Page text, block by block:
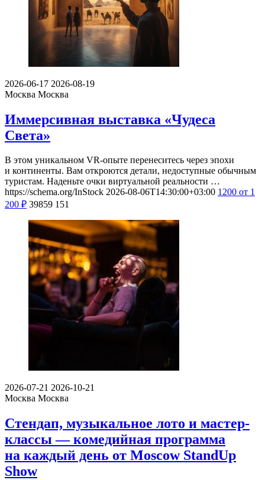
2026-06-17 2026-08-19
Москва Москва
Иммерсивная выставка «Чудеса
Света»
В этом уникальном VR-опыте перенеситесь через эпохи
и континенты. Вам откроются детали, недоступные обычным
туристам. Наденьте очки виртуальной реальности …
https://schema.org/InStock 2026-08-06T14:30:00+03:00 1200 от 1
200 ₽ 39859 151
2026-07-21 2026-10-21
Москва Москва
Стендап, музыкальное лото и мастер-
классы — комедийная программа
на каждый день от Moscow StandUp
Show